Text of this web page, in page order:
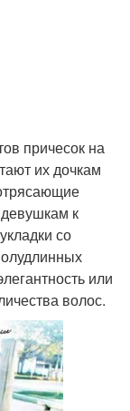
причесок на
их дочкам
к
со
или
волос.